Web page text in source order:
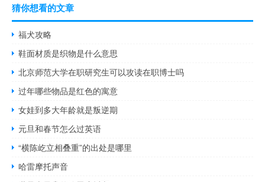
猜你想看的文章
福犬攻略
鞋面材质是织物是什么意思
北京师范大学在职研究生可以攻读在职博士吗
过年哪些物品是红色的寓意
女娃到多大年龄就是叛逆期
元旦和春节怎么过英语
“横陈屹立相叠重”的出处是哪里
哈雷摩托声音